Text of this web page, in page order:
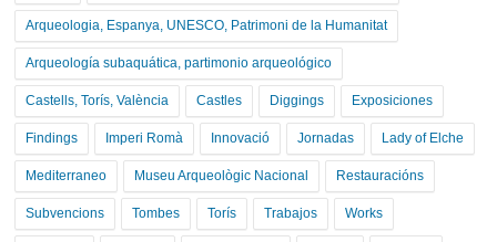
Arqueologia, Espanya, UNESCO, Patrimoni de la Humanitat
Arqueología subaquática, partimonio arqueológico
Castells, Torís, València Castles Diggings Exposiciones
Findings Imperi Romà Innovació Jornadas Lady of Elche
Mediterraneo Museu Arqueològic Nacional Restauracións
Subvencions Tombes Torís Trabajos Works